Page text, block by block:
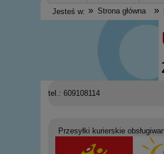
Jesteś w: » Strona główna »
tel.: 609108114
Przesyłki kurierskie